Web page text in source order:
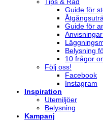
Guide för
Guide för
Belysning
10 frågor
Följ oss!
Facebook
Instagram
Inspiration
Utemiljöer
Belysning
Kampanj